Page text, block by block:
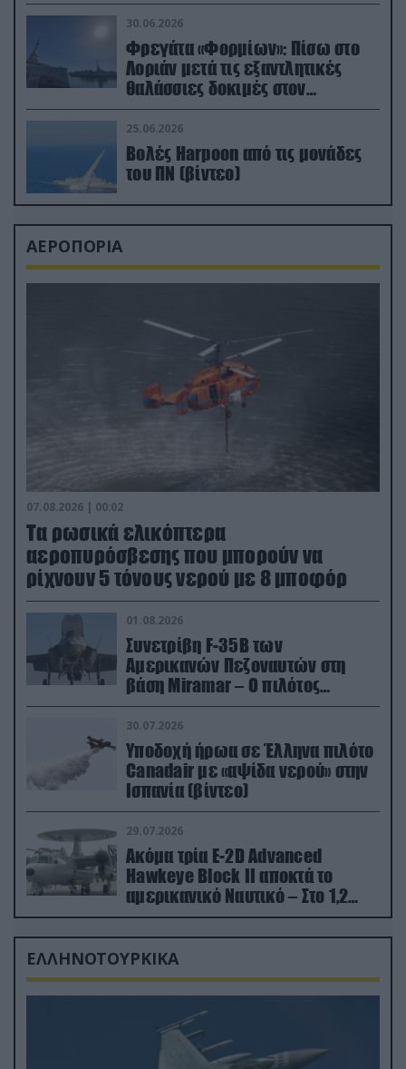
30.06.2026
Φρεγάτα «Φορμίων»: Πίσω στο
Λοριάν μετά τις εξαντλητικές
θαλάσσιες δοκιμές στον
απαιτητικό Βισκαϊκό
25.06.2026
Βολές Harpoon από τις μονάδες
του ΠΝ (βίντεο)
ΑΕΡΟΠΟΡΙΑ
07.08.2026 | 00:02
Τα ρωσικά ελικόπτερα
αεροπυρόσβεσης που μπορούν να
ρίχνουν 5 τόνους νερού με 8 μποφόρ
01.08.2026
Συνετρίβη F-35B των
Αμερικανών Πεζοναυτών στη
βάση Miramar – Ο πιλότος
εκτινάχθηκε εγκαίρως
30.07.2026
Υποδοχή ήρωα σε Έλληνα πιλότο
Canadair με «αψίδα νερού» στην
Ισπανία (βίντεο)
29.07.2026
Ακόμα τρία E-2D Advanced
Hawkeye Block II αποκτά το
αμερικανικό Ναυτικό – Στο 1,2
δισ.δολάρια το κόστος
ΕΛΛΗΝΟΤΟΥΡΚΙΚΑ